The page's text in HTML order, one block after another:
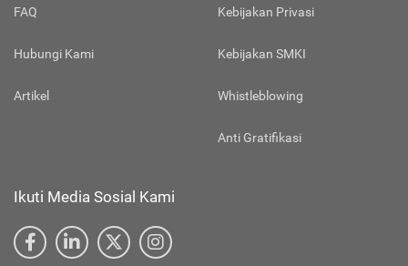
FAQ
Hubungi Kami
Artikel
Kebijakan Privasi
Kebijakan SMKI
Whistleblowing
Anti Gratifikasi
Ikuti Media Sosial Kami